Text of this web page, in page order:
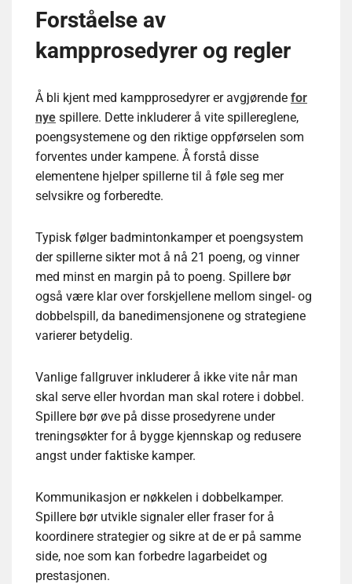
Forståelse av
kampprosedyrer og regler
Å bli kjent med kampprosedyrer er avgjørende for
nye spillere. Dette inkluderer å vite spillereglene,
poengsystemene og den riktige oppførselen som
forventes under kampene. Å forstå disse
elementene hjelper spillerne til å føle seg mer
selvsikre og forberedte.
Typisk følger badmintonkamper et poengsystem
der spillerne sikter mot å nå 21 poeng, og vinner
med minst en margin på to poeng. Spillere bør
også være klar over forskjellene mellom singel- og
dobbelspill, da banedimensjonene og strategiene
varierer betydelig.
Vanlige fallgruver inkluderer å ikke vite når man
skal serve eller hvordan man skal rotere i dobbel.
Spillere bør øve på disse prosedyrene under
treningsøkter for å bygge kjennskap og redusere
angst under faktiske kamper.
Kommunikasjon er nøkkelen i dobbelkamper.
Spillere bør utvikle signaler eller fraser for å
koordinere strategier og sikre at de er på samme
side, noe som kan forbedre lagarbeidet og
prestasjonen.